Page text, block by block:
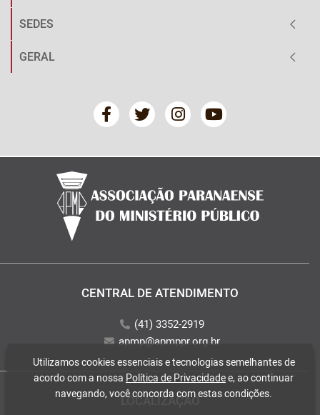
SEDES
GERAL
CENTRAL DE ATENDIMENTO
(41) 3352-2919
apmp@apmppr.org.br
LOCALIZAÇÃO
Utilizamos cookies essenciais e tecnologias semelhantes de
acordo com a nossa Política de Privacidadee, ao continuar
navegando, você concorda com estas condições.